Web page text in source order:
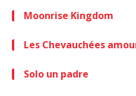
Moonrise Kingdom
Les Chevauchées
Solo un padre